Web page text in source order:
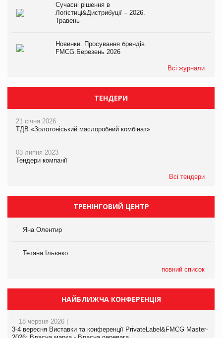
Сучасні рішення в
Логістиці&Дистрибуції – 2026.
Травень
Новинки. Просування брендів
FMCG.Березень 2026
Всі журнали
ТЕНДЕРИ
21 січня 2026
ТДВ «Золотоніський маслоробний комбінат»
03 липня 2023
Тендери компанії
Всі тендери
ТРЕНІНГОВИЙ ЦЕНТР
Яна Олентир
Тетяна Ільєнко
повний список
НАЙБЛИЖЧА КОНФЕРЕНЦІЯ
18 червня 2026 |
3-4 вересня Виставки та конференції PrivateLabel&FMCG Master-